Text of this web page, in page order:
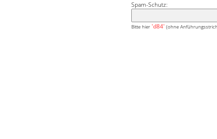
Spam-Schutz:
Bitte hier 'd84' (ohne